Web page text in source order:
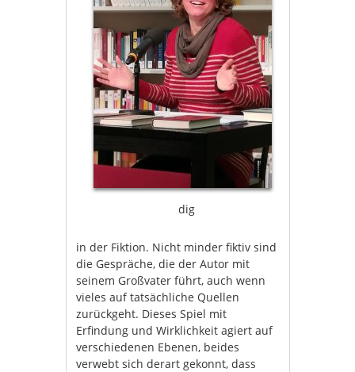
dig
in der Fiktion. Nicht minder fiktiv sind
die Gespräche, die der Autor mit
seinem Großvater führt, auch wenn
vieles auf tatsächliche Quellen
zurückgeht. Dieses Spiel mit
Erfindung und Wirklichkeit agiert auf
verschiedenen Ebenen, beides
verwebt sich derart gekonnt, dass